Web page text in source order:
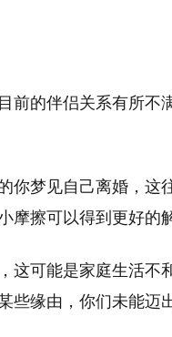
前的伴侣关系有所不
你梦见自己离婚，这
摩擦可以得到更好的
这可能是家庭生活不
些缘由，你们未能迈